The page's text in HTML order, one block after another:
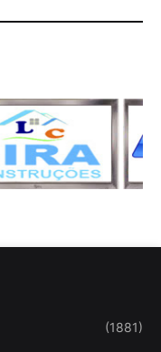
(1881)